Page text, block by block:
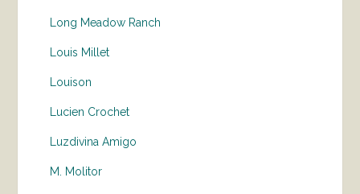
Long Meadow Ranch
Louis Millet
Louison
Lucien Crochet
Luzdivina Amigo
M. Molitor